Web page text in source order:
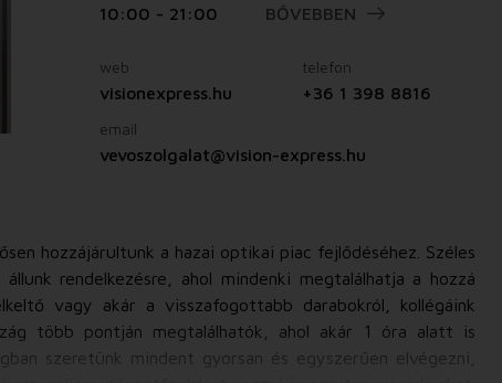
10:00 - 21:00 BŐVEBBEN
web
visionexpress.hu
telefon
+36 1 398 8816
email
vevoszolgalat@vision-express.hu
hozzájárultunk a hazai optikai piac fejlődéséhez. Széles
rendelkezésre, ahol mindenki megtalálhatja a hozzá
vagy akár a visszafogottabb darabokról, kollégáink
több pontján megtalálhatók, ahol akár 1 óra alatt is
szeretünk mindent gyorsan és egyszerűen elvégezni,